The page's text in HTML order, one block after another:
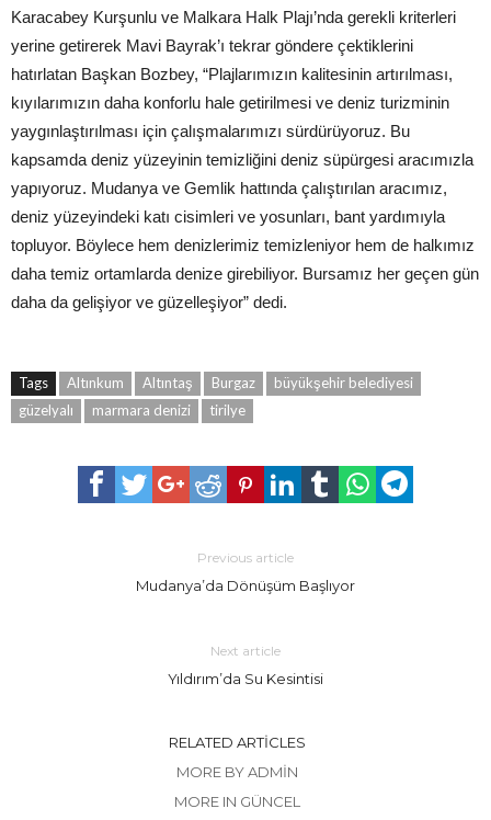
Karacabey Kurşunlu ve Malkara Halk Plajı’nda gerekli kriterleri
yerine getirerek Mavi Bayrak’ı tekrar göndere çektiklerini
hatırlatan Başkan Bozbey, “Plajlarımızın kalitesinin artırılması,
kıyılarımızın daha konforlu hale getirilmesi ve deniz turizminin
yaygınlaştırılması için çalışmalarımızı sürdürüyoruz. Bu
kapsamda deniz yüzeyinin temizliğini deniz süpürgesi aracımızla
yapıyoruz. Mudanya ve Gemlik hattında çalıştırılan aracımız,
deniz yüzeyindeki katı cisimleri ve yosunları, bant yardımıyla
topluyor. Böylece hem denizlerimiz temizleniyor hem de halkımız
daha temiz ortamlarda denize girebiliyor. Bursamız her geçen gün
daha da gelişiyor ve güzelleşiyor” dedi.
Tags Altınkum Altıntaş Burgaz
büyükşehir belediyesi
güzelyalı
marmara denizi tirilye
Previous article
Mudanya’da Dönüşüm Başlıyor
Next article
Yıldırım’da Su Kesintisi
RELATED ARTICLES
MORE BY ADMIN
MORE IN GÜNCEL